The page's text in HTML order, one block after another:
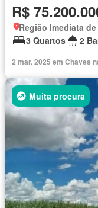
R$
Região Imediata
3 Quartos
2
2 mar. 2025 em Chaves
Muita procura